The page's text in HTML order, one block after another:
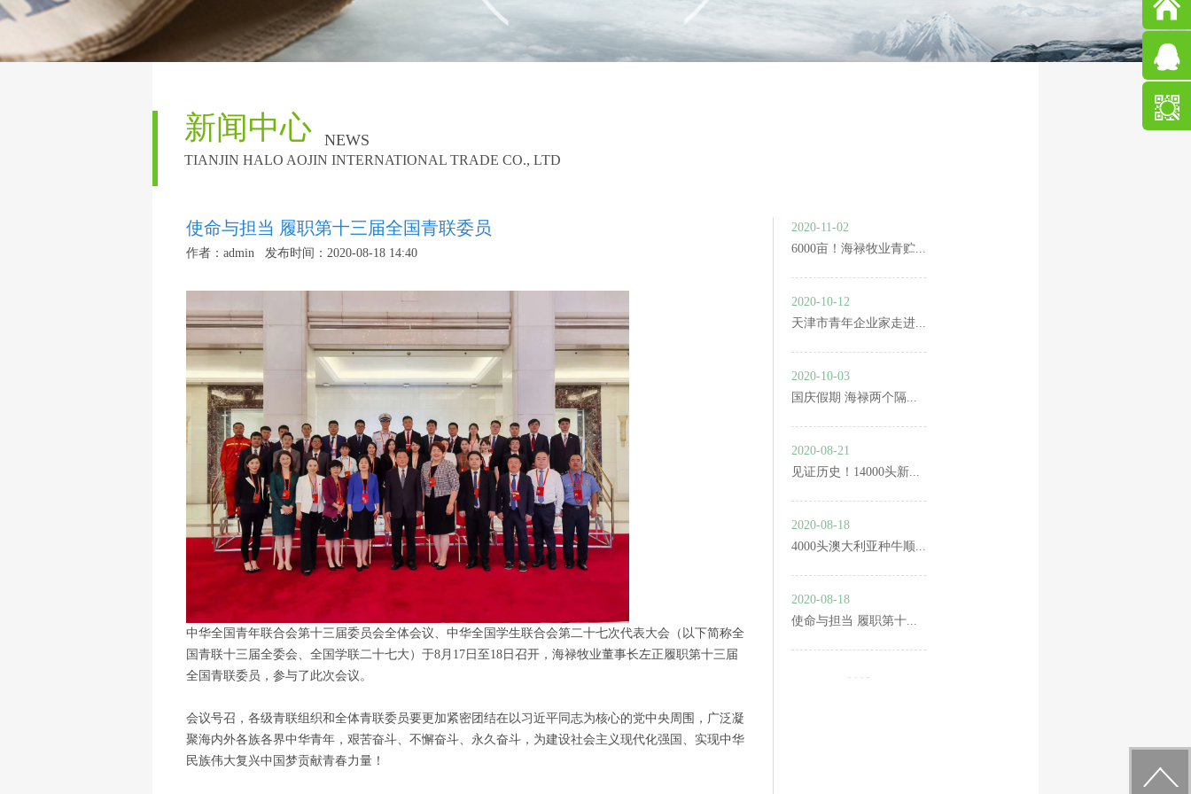
新闻中心 NEWS
TIANJIN HALO AOJIN INTERNATIONAL TRADE CO., LTD
使命与担当 履职第十三届全国青联委员
作者：admin 发布时间：2020-08-18 14:40
中华全国青年联合会第十三届委员会全体会议、中华全国学生联合会第二十七次代表大会（以下简称全
国青联十三届全委会、全国学联二十七大）于8月17日至18日召开，海禄牧业董事长左正履职第十三届
全国青联委员，参与了此次会议。
会议号召，各级青联组织和全体青联委员要更加紧密团结在以习近平同志为核心的党中央周围，广泛凝
聚海内外各族各界中华青年，艰苦奋斗、不懈奋斗、永久奋斗，为建设社会主义现代化强国、实现中华
民族伟大复兴中国梦贡献青春力量！
2020-11-02
6000亩！海禄牧业青贮...
2020-10-12
天津市青年企业家走进...
2020-10-03
国庆假期 海禄两个隔...
2020-08-21
见证历史！14000头新...
2020-08-18
4000头澳大利亚种牛顺...
2020-08-18
使命与担当 履职第十...

